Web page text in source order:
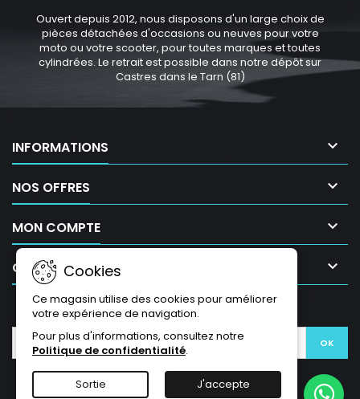
Ouvert depuis 2012, nous disposons d'un large choix de
pièces détachées d'occasions ou neuves pour votre
moto ou votre scooter, pour toutes marques et toutes
cylindrées. Le retrait est possible dans notre dépôt sur
Castres dans le Tarn (81)
INFORMATIONS 
NOS OFFRES 
MON COMPTE 
CONTACT 
Cookies
Ce magasin utilise des cookies pour améliorer
votre expérience de navigation.
Pour plus d'informations, consultez notre
Politique de confidentialité.
Sortie J'accepte
LETTRE D'INFORMATIONS